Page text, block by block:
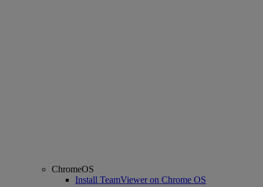
ChromeOS
Install TeamViewer on Chrome OS